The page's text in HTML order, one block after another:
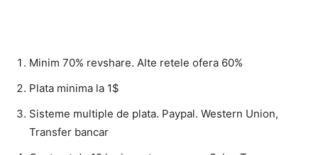
Minim 70% revshare. Alte retele ofera 60%
Plata minima la 1$
Sisteme multiple de plata. Paypal. Western Union,
Transfer bancar